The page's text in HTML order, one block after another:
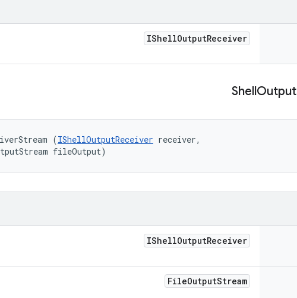
IShellOutputReceiver
ShellOutput
(IShellOutputReceiver receiver,
fileOutput)
IShellOutputReceiver
FileOutputStream